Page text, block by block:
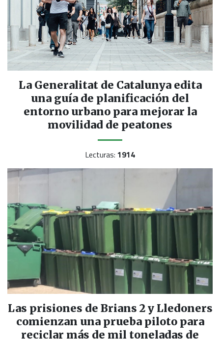
La Generalitat de Catalunya edita
una guía de planificación del
entorno urbano para mejorar la
movilidad de peatones
Lecturas: 1914
Las prisiones de Brians 2 y Lledoners
comienzan una prueba piloto para
reciclar más de mil toneladas de